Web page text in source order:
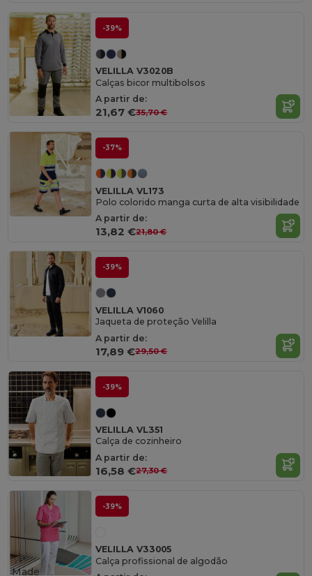
-39%
VELILLA V3020B
Calças bicor multibolsos
A partir de:
21,67 €35,70 €
-37%
VELILLA VL173
Polo colorido manga curta de alta visibilidade
A partir de:
13,82 €21,80 €
-39%
VELILLA V1060
Jaqueta de proteção Velilla
A partir de:
17,89 €29,50 €
-39%
VELILLA VL351
Calça de cozinheiro
A partir de:
16,58 €27,30 €
-39%
VELILLA V33005
Calça profissional de algodão
Made